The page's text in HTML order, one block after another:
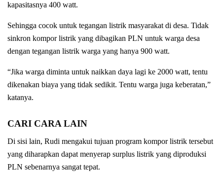
kapasitasnya 400 watt.
Sehingga cocok untuk tegangan listrik masyarakat di desa. Tidak
sinkron kompor listrik yang dibagikan PLN untuk warga desa
dengan tegangan listrik warga yang hanya 900 watt.
“Jika warga diminta untuk naikkan daya lagi ke 2000 watt, tentu
dikenakan biaya yang tidak sedikit. Tentu warga juga keberatan,”
katanya.
CARI CARA LAIN
Di sisi lain, Rudi mengakui tujuan program kompor listrik tersebut
yang diharapkan dapat menyerap surplus listrik yang diproduksi
PLN sebenarnya sangat tepat.